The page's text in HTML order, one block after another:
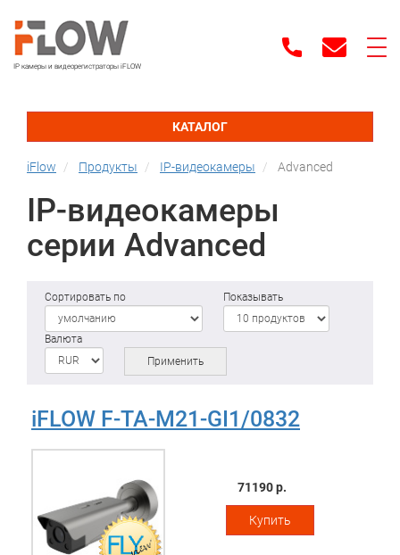
IP камеры и видеорегистраторы iFLOW
КАТАЛОГ
iFlow Продукты IP-видеокамеры Advanced
IP-видеокамеры
серии Advanced
Сортировать по Показывать
Валюта
Применить
iFLOW F-TA-M21-GI1/0832
71190 р.
Купить